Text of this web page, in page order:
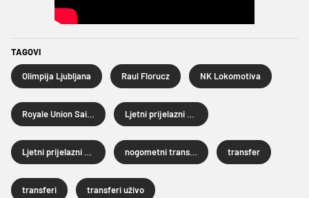
TAGOVI
Olimpija Ljubljana Raul Florucz NK Lokomotiva
transfer
transferi transferi uživo